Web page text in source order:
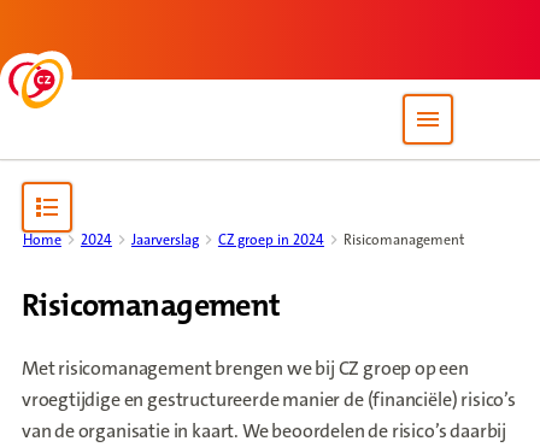
Open site
Home 2024 Jaarverslag CZ groep in 2024 Risicomanagement
Risicomanagement
Met risicomanagement brengen we bij CZ groep op een
vroegtijdige en gestructureerde manier de (financiële) risico’s
van de organisatie in kaart. We beoordelen de risico’s daarbij
Open content navigation